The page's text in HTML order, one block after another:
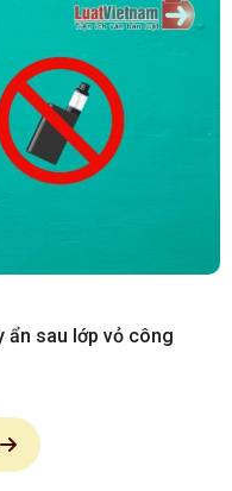
ẩn sau lớp vỏ công